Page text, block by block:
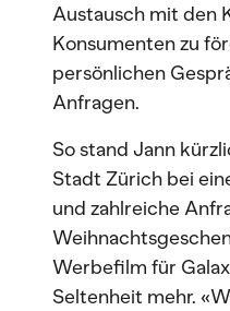
Austausch mit den
Konsumenten zu
persönlichen
Anfragen.
So stand Jann
Stadt Zürich bei
und zahlreiche
Werbefilm für
Seltenheit mehr.